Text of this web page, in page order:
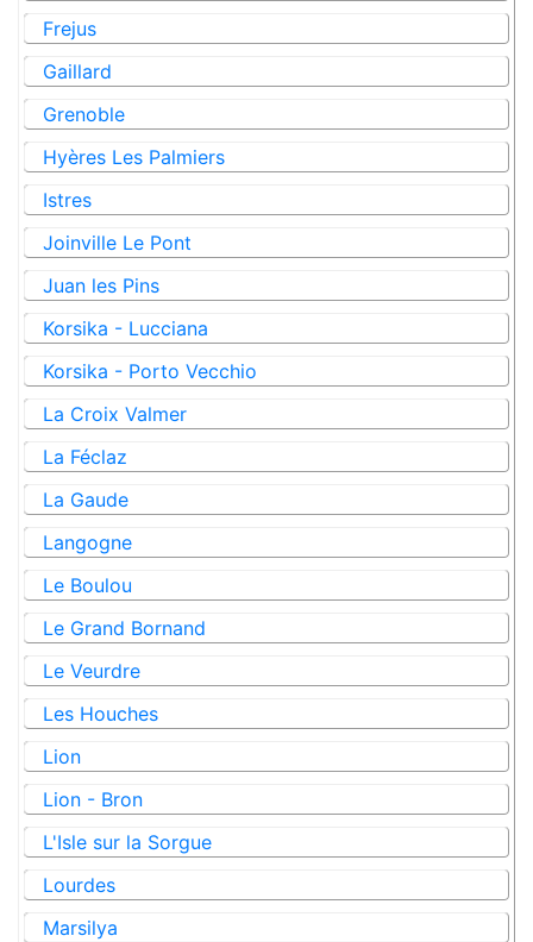
Frejus
Gaillard
Grenoble
Hyères Les Palmiers
Istres
Joinville Le Pont
Juan les Pins
Korsika - Lucciana
Korsika - Porto Vecchio
La Croix Valmer
La Féclaz
La Gaude
Langogne
Le Boulou
Le Grand Bornand
Le Veurdre
Les Houches
Lion
Lion - Bron
L'Isle sur la Sorgue
Lourdes
Marsilya